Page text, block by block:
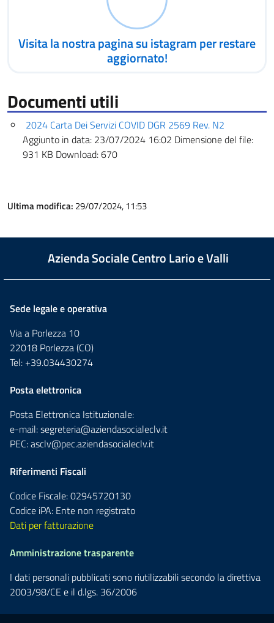
Visita la nostra pagina su istagram per restare
aggiornato!
Documenti utili
2024 Carta Dei Servizi COVID DGR 2569 Rev. N2
Aggiunto in data: 23/07/2024 16:02 Dimensione del file:
931 KB Download:670
Ultima modifica: 29/07/2024, 11:53
Azienda Sociale Centro Lario e Valli
Sede legale e operativa
Via a Porlezza 10
22018 Porlezza (CO)
Tel: +39.034430274
Posta elettronica
Posta Elettronica Istituzionale:
e-mail:segreteria@aziendasocialeclv.it
PEC:asclv@pec.aziendasocialeclv.it
Riferimenti Fiscali
Codice Fiscale: 02945720130
Codice iPA: Ente non registrato
Dati per fatturazione
Amministrazione trasparente
I dati personali pubblicati sono riutilizzabili secondo la direttiva
2003/98/CE e il d.lgs. 36/2006